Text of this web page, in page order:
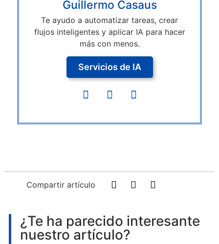
Guillermo Casaus
Te ayudo a automatizar tareas, crear
flujos inteligentes y aplicar IA para hacer
más con menos.
Servicios de IA
Compartir artículo
¿Te ha parecido interesante
nuestro artículo?